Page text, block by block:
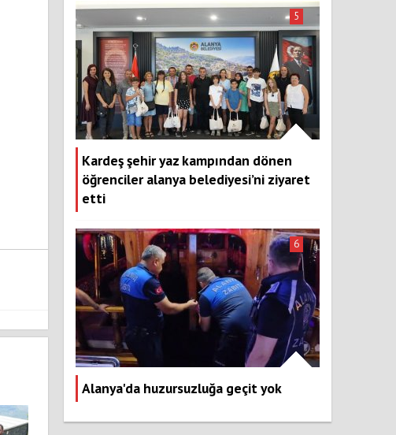
Kardeş şehir yaz kampından dönen
öğrenciler alanya belediyesi’ni ziyaret
etti
5
Alanya'da huzursuzluğa geçit yok
6